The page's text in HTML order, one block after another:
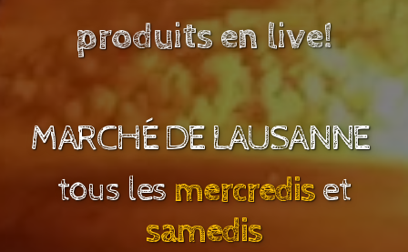
produits en live!
MARCHÉ DE LAUSANNE
tous les mercrediset
samedis